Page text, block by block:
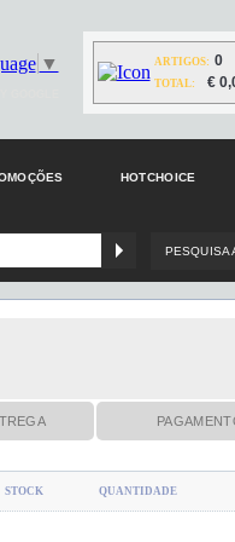
▼ ARTIGOS: 0
TOTAL: €
HOTCHOICE
PESQUISA
STOCK QUANTIDADE